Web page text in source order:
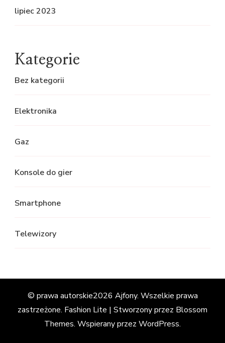
lipiec 2023
Kategorie
Bez kategorii
Elektronika
Gaz
Konsole do gier
Smartphone
Telewizory
© prawa autorskie2026 Ajfony. Wszelkie prawa
zastrzeżone. Fashion Lite | Stworzony przez Blossom
Themes. Wspierany przez WordPress.